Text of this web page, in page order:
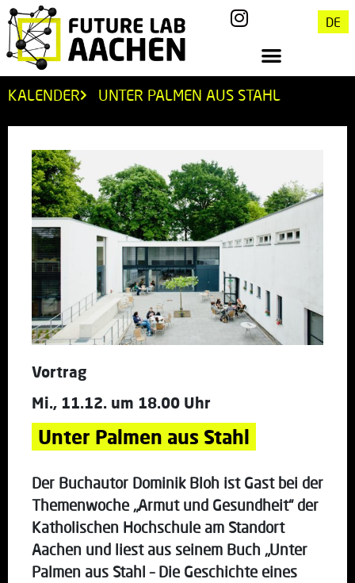
DE
KALENDER UNTER PALMEN AUS STAHL
Vortrag
Mi., 11.12. um 18.00 Uhr
Unter Palmen aus Stahl
Der Buchautor Dominik Bloh ist Gast bei der
Themenwoche „Armut und Gesundheit“ der
Katholischen Hochschule am Standort
Aachen und liest aus seinem Buch „Unter
Palmen aus Stahl – Die Geschichte eines